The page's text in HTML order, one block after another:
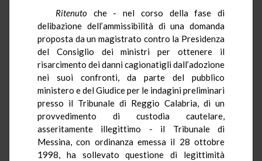
Ritenutoche - nel corso della fase di
delibazione dell’ammissibilità di una domanda
proposta da un magistrato contro la Presidenza
del Consiglio dei ministri per ottenere il
risarcimento dei danni cagionatigli dall’adozione
nei suoi confronti, da parte del pubblico
ministero e del Giudice per le indagini preliminari
presso il Tribunale di Reggio Calabria, di un
provvedimento di custodia cautelare,
asseritamente illegittimo - il Tribunale di
Messina, con ordinanza emessa il 28 ottobre
1998, ha sollevato questione di legittimità